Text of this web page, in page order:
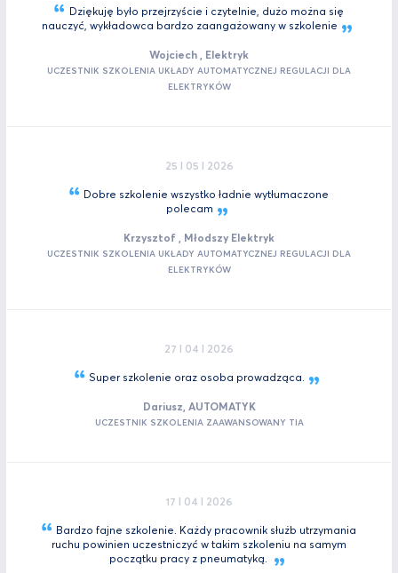
Dziękuję było przejrzyście i czytelnie, dużo można się
nauczyć, wykładowca bardzo zaangażowany w szkolenie
Wojciech , Elektryk
UCZESTNIK SZKOLENIA UKŁADY AUTOMATYCZNEJ REGULACJI DLA
ELEKTRYKÓW
25 I 05 I 2026
Dobre szkolenie wszystko ładnie wytłumaczone
polecam
Krzysztof , Młodszy Elektryk
UCZESTNIK SZKOLENIA UKŁADY AUTOMATYCZNEJ REGULACJI DLA
ELEKTRYKÓW
27 I 04 I 2026
Super szkolenie oraz osoba prowadząca.
Dariusz, AUTOMATYK
UCZESTNIK SZKOLENIA ZAAWANSOWANY TIA
17 I 04 I 2026
Bardzo fajne szkolenie. Każdy pracownik służb utrzymania
ruchu powinien uczestniczyć w takim szkoleniu na samym
początku pracy z pneumatyką.